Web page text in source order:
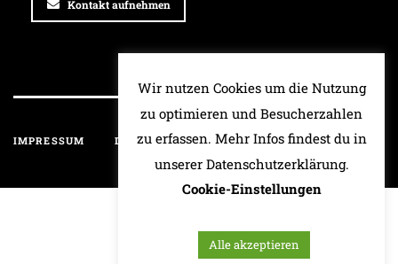
Kontakt aufnehmen
IMPRESSUM DATENSCHUTZ HAFTUNGSAUSSCHLUSS
Wir nutzen Cookies um die Nutzung
zu optimieren und Besucherzahlen
zu erfassen. Mehr Infos findest du in
unserer Datenschutzerklärung.
Cookie-Einstellungen
Alle akzeptieren